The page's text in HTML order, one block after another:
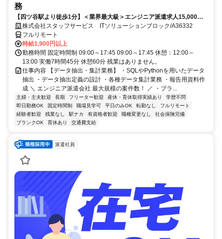
務
【四ツ谷駅より徒歩1分】＜業界最大級＞エンジニア派遣求人15,000件
以上◎ 来社不要のカンタン登録→最短2日で就業可能！！
株式会社スタッフサービス ITソリューションブロック/A36332
フルリモート
時給1,900円以上
勤務時間 固定時間制 09:00～17:45 09:00～17:45 休憩：12:00～
13:00 実働7時間45分 休憩60分 残業はありません。
仕事内容 【データ抽出・集計業務】 ・SQLやPythonを用いたデータ
抽出 ・データ抽出定義の設計 ・各種データ集計業務 ・報告用資料作
成 ＼ エンジニア派遣会社 最大規模の案件数！ ／ ・ブラ...
主婦・主夫歓迎 長期 フリーター歓迎 産休・育休取得実績あり
学歴不問
即日勤務OK
固定時間制 職場見学可 平日のみOK 転勤なし
フルリモート
経験者歓迎
残業なし 駅ナカ 有資格者歓迎 職種変更なし
社会保険完備
ブランクOK
育休あり 交通費支給
派遣社員